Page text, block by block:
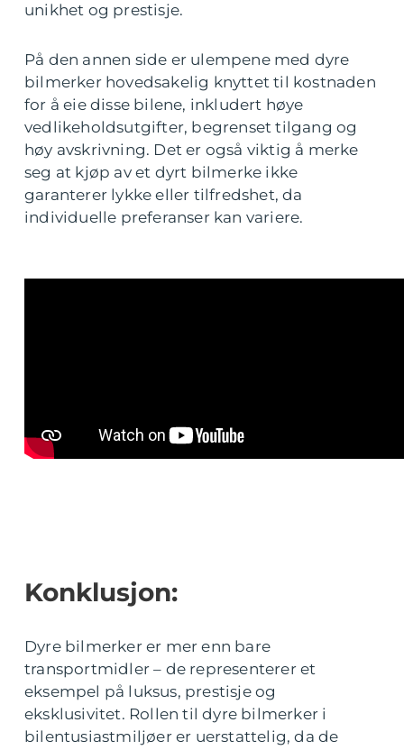
unikhet og prestisje.
På den annen side er ulempene med dyre
bilmerker hovedsakelig knyttet til kostnaden
for å eie disse bilene, inkludert høye
vedlikeholdsutgifter, begrenset tilgang og
høy avskrivning. Det er også viktig å merke
seg at kjøp av et dyrt bilmerke ikke
garanterer lykke eller tilfredshet, da
individuelle preferanser kan variere.
Konklusjon:
Dyre bilmerker er mer enn bare
transportmidler – de representerer et
eksempel på luksus, prestisje og
eksklusivitet. Rollen til dyre bilmerker i
bilentusiastmiljøer er uerstattelig, da de